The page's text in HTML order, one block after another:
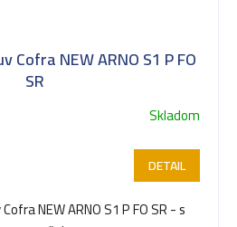
Cofra NEW ARNO S1 P FO
SR
Skladom
DETAIL
NEW ARNO S1 P FO SR - s